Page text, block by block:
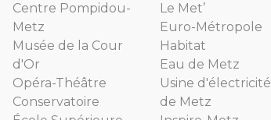
Centre Pompidou-
Metz
Musée de la Cour
d'Or
Opéra-Théâtre
Conservatoire
Le Met’
Euro-Métropole
Habitat
Eau de Metz
Usine d'électricité
de Metz